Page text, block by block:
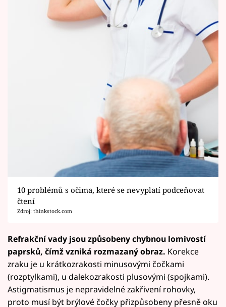
10 problémů s očima, které se nevyplatí podceňovat
čtení
Zdroj: thinkstock.com
Refrakční vady jsou způsobeny chybnou lomivostí
paprsků, čímž vzniká rozmazaný obraz. Korekce
zraku je u krátkozrakosti minusovými čočkami
(rozptylkami), u dalekozrakosti plusovými (spojkami).
Astigmatismus je nepravidelné zakřivení rohovky,
proto musí být brýlové čočky přizpůsobeny přesně oku